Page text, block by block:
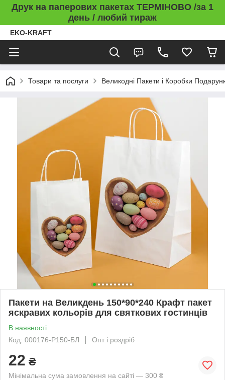
Друк на паперових пакетах ТЕРМІНОВО /за 1
день / любий тираж
EKO-KRAFT
Товари та послуги Великодні Пакети і Коробки
Пакети на Великдень 150*90*240 Крафт пакет
яскравих кольорів для святкових гостинців
В наявності
Код: 000176-Р150-БЛ
Опт і роздріб
22 ₴
Мінімальна сума замовлення на сайті — 300 ₴